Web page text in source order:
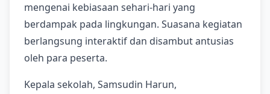
mengenai kebiasaan sehari-hari yang
berdampak pada lingkungan. Suasana kegiatan
berlangsung interaktif dan disambut antusias
oleh para peserta.
Kepala sekolah, Samsudin Harun,